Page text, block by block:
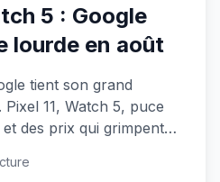
5 : Google
lourde en août
tient son grand
11, Watch 5, puce
des prix qui grimpent.